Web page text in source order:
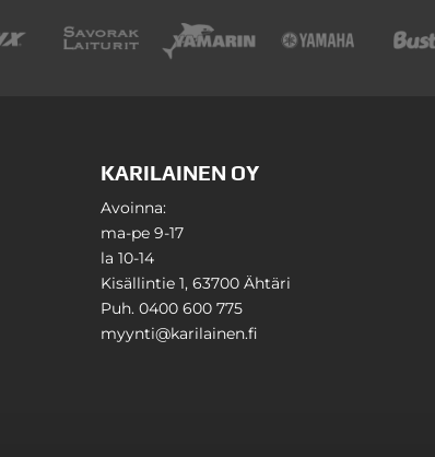
KARILAINEN OY
Avoinna:
ma-pe 9-17
la 10-14
Kisällintie 1, 63700 Ähtäri
Puh. 0400 600 775
myynti@karilainen.fi